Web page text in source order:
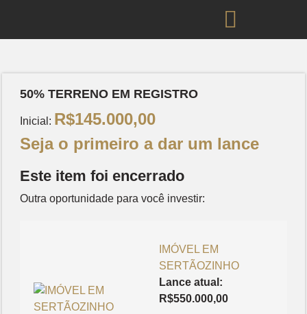
50% TERRENO EM REGISTRO
Inicial: R$145.000,00
Seja o primeiro a dar um lance
Este item foi encerrado
Outra oportunidade para você investir:
IMÓVEL EM
SERTÃOZINHO
Lance atual:
R$550.000,00